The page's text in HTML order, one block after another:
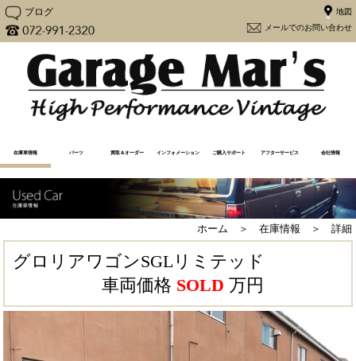
ブログ
メー
在庫車情報 パーツ 買取＆オーダー インフォメーション ご購入サポート アフターサービス 会社情報
ホーム ＞ 在庫情報 ＞ 詳細
グロリアワゴンSGLリミテッド
車両価格 SOLD 万円